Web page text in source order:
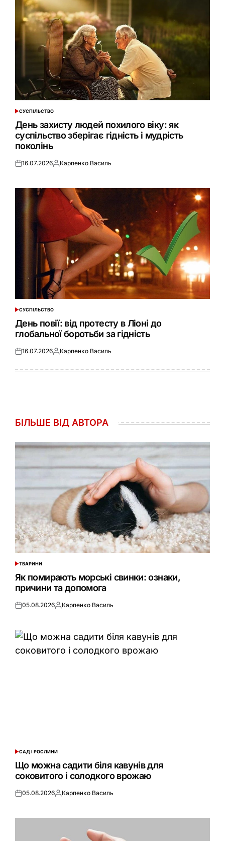
ОПУБЛІКУВАТИ
СУСПІЛЬСТВО
День захисту людей похилого віку: як
суспільство зберігає гідність і мудрість
поколінь
Оприлюднено
16.07.2026Опубліковано
Карпенко Василь
ОПУБЛІКУВАТИ
СУСПІЛЬСТВО
День повії: від протесту в Ліоні до
глобальної боротьби за гідність
Оприлюднено
16.07.2026Опубліковано
Карпенко Василь
БІЛЬШЕ ВІД АВТОРА
ОПУБЛІКУВАТИ
ТВАРИНИ
Як помирають морські свинки: ознаки,
причини та допомога
Оприлюднено
05.08.2026Опубліковано
Карпенко Василь
ОПУБЛІКУВАТИ
У
САД І РОСЛИНИ
Що можна садити біля кавунів для
соковитого і солодкого врожаю
Оприлюднено
05.08.2026Опубліковано
Карпенко Василь